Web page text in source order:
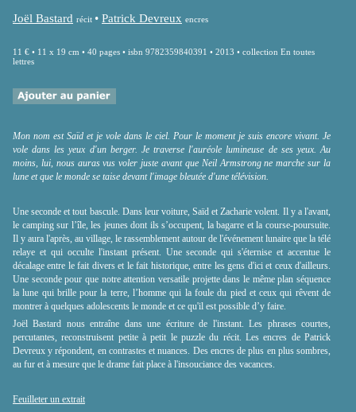
Joël Bastard récit • Patrick Devreux encres
11 € • 11 x 19 cm • 40 pages • isbn 9782359840391 • 2013 • collection En toutes
lettres
Mon nom est Saïd et je vole dans le ciel. Pour le moment je suis encore vivant. Je
vole dans les yeux d'un berger. Je traverse l'auréole lumineuse de ses yeux. Au
moins, lui, nous auras vus voler juste avant que Neil Armstrong ne marche sur la
lune et que le monde se taise devant l'image bleutée d'une télévision.
Une seconde et tout bascule. Dans leur voiture, Saïd et Zacharie volent. Il y a l'avant,
le camping sur l’île, les jeunes dont ils s’occupent, la bagarre et la course-poursuite.
Il y aura l'après, au village, le rassemblement autour de l'événement lunaire que la télé
relaye et qui occulte l'instant présent. Une seconde qui s'éternise et accentue le
décalage entre le fait divers et le fait historique, entre les gens d'ici et ceux d'ailleurs.
Une seconde pour que notre attention versatile projette dans le même plan séquence
la lune qui brille pour la terre, l’homme qui la foule du pied et ceux qui rêvent de
montrer à quelques adolescents le monde et ce qu'il est possible d’y faire.
Joël Bastard nous entraîne dans une écriture de l'instant. Les phrases courtes,
percutantes, reconstruisent petite à petit le puzzle du récit. Les encres de Patrick
Devreux y répondent, en contrastes et nuances. Des encres de plus en plus sombres,
au fur et à mesure que le drame fait place à l'insouciance des vacances.
Feuilleter un extrait